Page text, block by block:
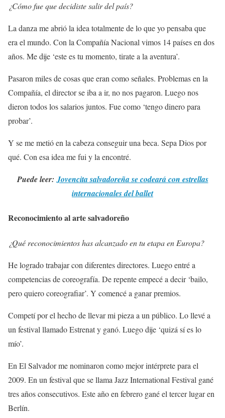
¿Cómo fue que decidiste salir del país?
La danza me abrió la idea totalmente de lo que yo pensaba que
era el mundo. Con la Compañía Nacional vimos 14 países en dos
años. Me dije ‘este es tu momento, tirate a la aventura’.
Pasaron miles de cosas que eran como señales. Problemas en la
Compañía, el director se iba a ir, no nos pagaron. Luego nos
dieron todos los salarios juntos. Fue como ‘tengo dinero para
probar’.
Y se me metió en la cabeza conseguir una beca. Sepa Dios por
qué. Con esa idea me fui y la encontré.
Puede leer:Jovencita salvadoreña se codeará con estrellas
internacionales del ballet
Reconocimiento al arte salvadoreño
¿Qué reconocimientos has alcanzado en tu etapa en Europa?
He logrado trabajar con diferentes directores. Luego entré a
competencias de coreografía. De repente empecé a decir ‘bailo,
pero quiero coreografiar’. Y comencé a ganar premios.
Competí por el hecho de llevar mi pieza a un público. Lo llevé a
un festival llamado Estrenat y ganó. Luego dije ‘quizá sí es lo
mío’.
En El Salvador me nominaron como mejor intérprete para el
2009. En un festival que se llama Jazz International Festival gané
tres años consecutivos. Este año en febrero gané el tercer lugar en
Berlín.